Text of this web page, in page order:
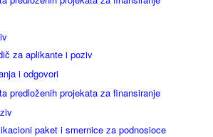
za aplikante i poziv
i odgovori
predloženih projekata za finansiranje
paket i smernice za podnosioce